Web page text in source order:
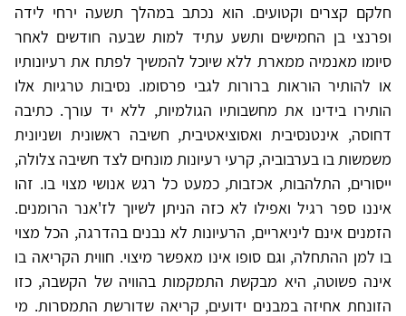
חלקם קצרים וקטועים. הוא נכתב במהלך תשעה ירחי לידה
ופרנצי בן החמישים ותשע עתיד למות שבעה חודשים לאחר
סיומו מאנמיה ממארת ללא שיוכל להמשיך לפתח את רעיונותיו
או להותיר הוראות ברורות לגבי פרסומו. נסיבות טרגיות אלו
הותירו בידינו את מחשבותיו הגולמיות, ללא יד עורך. כתיבה
דחוסה, אינטנסיבית ואסוציאטיבית, חשיבה ראשונית ושניונית
משמשות בו בערבוביה, קרעי רעיונות מונחים לצד חשיבה צלולה,
ייסורים, התלהבות, אכזבות, כמעט כל רגש אנושי מצוי בו. זהו
איננו ספר רגיל ואפילו לא כזה הניתן לשיוך לז'אנר הרומנים.
הזמנים אינם ליניאריים, הרעיונות לא נבנים בהדרגה, הכל מצוי
בו למן ההתחלה, וגם סופו אינו מאפשר מיצוי. חווית הקריאה בו
אינה פשוטה, היא מבקשת התמקמות בהוויה של הקשבה, כזו
הזונחת אחיזה במבנים ידועים, קריאה שדורשת התמסרות. מי